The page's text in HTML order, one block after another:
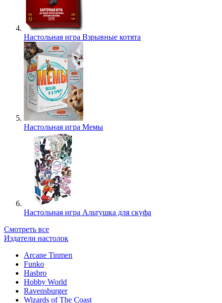
Настольная игра Взрывные котята
Настольная игра Мемы
Настольная игра Альтушка для скуфа
Смотреть все
Издатели настолок
Arcane Tinmen
Funko
Hasbro
Hobby World
Ravensburger
Wizards of The Coast